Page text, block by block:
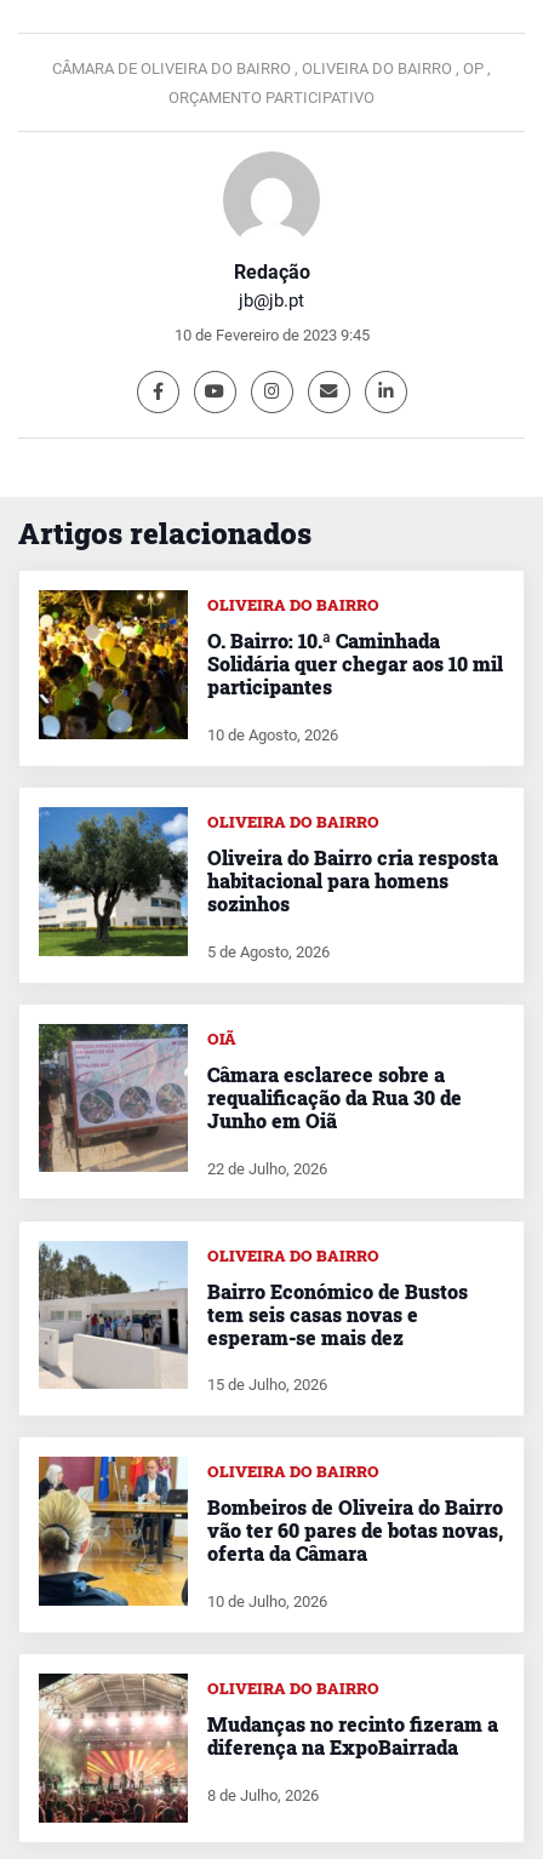
Redação
jb@jb.pt
10 de Fevereiro de 2023 9:45
CÂMARA DE OLIVEIRA DO BAIRRO , OLIVEIRA DO BAIRRO , OP ,
ORÇAMENTO PARTICIPATIVO
Artigos relacionados
OLIVEIRA DO BAIRRO
O. Bairro: 10.ª Caminhada
Solidária quer chegar aos 10 mil
participantes
10 de Agosto, 2026
OLIVEIRA DO BAIRRO
Oliveira do Bairro cria resposta
habitacional para homens
sozinhos
5 de Agosto, 2026
OIÃ
Câmara esclarece sobre a
requalificação da Rua 30 de
Junho em Oiã
22 de Julho, 2026
OLIVEIRA DO BAIRRO
Bairro Económico de Bustos
tem seis casas novas e
esperam-se mais dez
15 de Julho, 2026
OLIVEIRA DO BAIRRO
Bombeiros de Oliveira do Bairro
vão ter 60 pares de botas novas,
oferta da Câmara
10 de Julho, 2026
OLIVEIRA DO BAIRRO
Mudanças no recinto fizeram a
diferença na ExpoBairrada
8 de Julho, 2026